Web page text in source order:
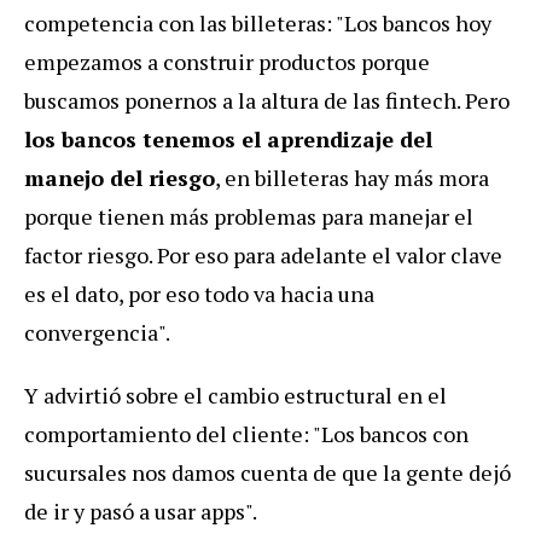
competencia con las billeteras: "Los bancos hoy
empezamos a construir productos porque
buscamos ponernos a la altura de las fintech. Pero
los bancos tenemos el aprendizaje del
manejo del riesgo, en billeteras hay más mora
porque tienen más problemas para manejar el
factor riesgo. Por eso para adelante el valor clave
es el dato, por eso todo va hacia una
convergencia".
Y advirtió sobre el cambio estructural en el
comportamiento del cliente: "Los bancos con
sucursales nos damos cuenta de que la gente dejó
de ir y pasó a usar apps".